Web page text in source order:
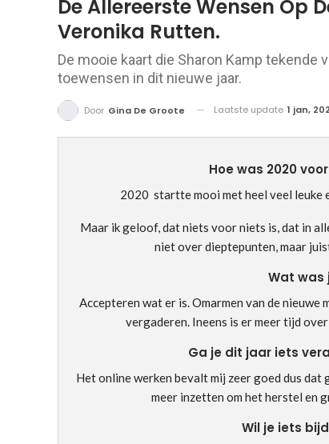
De Allereerste Wensen Op
Veronika Rutten.
De mooie kaart die Sharon Kamp tekende
toewensen in dit nieuwe jaar.
Door Gina De Groote Laatste update 1 jan,
Hoe was 2020
2020 startte mooi met heel veel leuke
Maar ik geloof, dat niets voor niets is, dat in
niet over dieptepunten, maar
Wat was
Accepteren wat er is. Omarmen van de
vergaderen. Ineens is er meer tijd
Ga je dit jaar iets
Het online werken bevalt mij zeer goed dus
meer inzetten om het herstel en
Wil je iets